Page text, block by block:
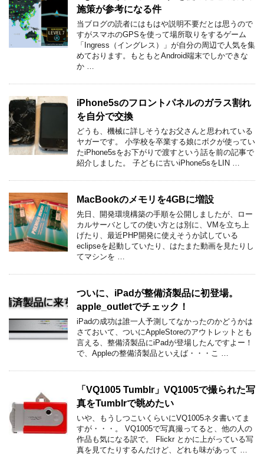
施策が参考になる件
当ブログの読者にはもはや説明不要だとは思うので
すがスマホのGPSを使って場所取りをするゲーム
「Ingress（イングレス）」が自分の周辺で人気を集
めております。もともとAndroid端末でしかできな
か …
iPhone5sのフロントパネルのガラス割れ
を自分で交換
どうも、機械に詳しそうなお父さんと思われている
ヤガーです。 小学校を卒業する娘にボクが使ってい
たiPhone5sをお下がりで渡すという話を前の記事で
紹介しました。 子どもに古いiPhone5sをLIN …
MacBookのメモリを4GBに増設
先日、開発環境構築の手順を公開しましたが、ロー
カルサーバとしての使い方とは別に、VMを立ち上
げたり、最近PHP開発に使えそうか試している
eclipseを起動していたり、はたまた動画を見たりし
てマシンを …
ついに、iPadが整備済製品に初登場。
apple_outletでチェック！
iPadの成功は誰一人予測してなかったのかどうかは
さておいて、ついにAppleStoreのアウトレットとも
言える、整備済製品にiPadが登場したんですよー！
で、Appleの整備済製品といえば・・・こ …
「VQ1005 Tumblr」VQ1005で撮られた写
真をTumblrで眺めたい
いや、もうしつこいくらいにVQ1005ネタ書いてま
すが・・・。 VQ1005で写真撮ってると、他の人の
作品も気になる訳で。 Flickr とかに上がっている写
真を見てたりするんだけど、どれも味があって …